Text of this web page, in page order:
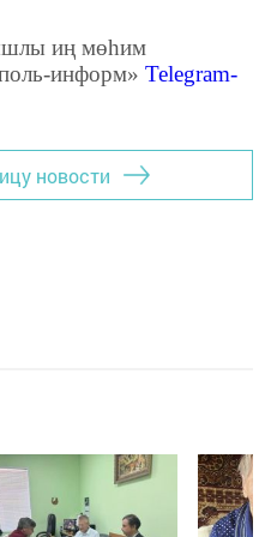
иң мөһим
информ» Telegram-
новости